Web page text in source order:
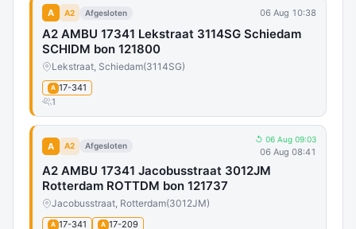
A A2 Afgesloten 06 Aug 10:38
A2 AMBU 17341 Lekstraat 3114SG Schiedam
SCHIDM bon 121800
Lekstraat, Schiedam(3114SG)
A 17-341
1
A A2 Afgesloten
↺ 06 Aug 09:03
06 Aug 08:41
A2 AMBU 17341 Jacobusstraat 3012JM
Rotterdam ROTTDM bon 121737
Jacobusstraat, Rotterdam(3012JM)
A 17-341 A 17-209